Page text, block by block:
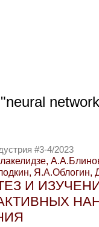
#3-4/2023
Я.А.Облогин,
И